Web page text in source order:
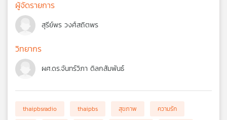
ผู้จัดรายการ
สุรีย์พร วงศ์สถิตพร
วิทยากร
ผศ.ดร.จันทร์วิภา ดิลกสัมพันธ์
thaipbsradio thaipbs สุขภาพ
ความรัก